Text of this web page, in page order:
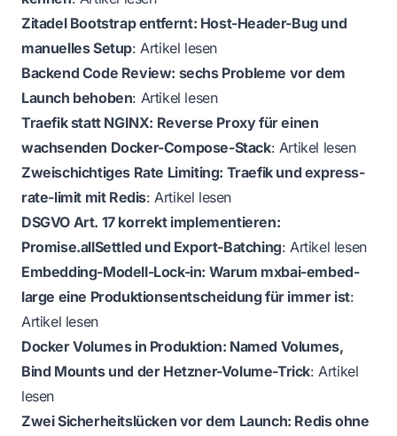
Zitadel Bootstrap entfernt: Host-Header-Bug und
manuelles Setup:Artikel lesen
Backend Code Review: sechs Probleme vor dem
Launch behoben: Artikel lesen
Traefik statt NGINX: Reverse Proxy für einen
wachsenden Docker-Compose-Stack: Artikel lesen
Zweischichtiges Rate Limiting: Traefik und express-
rate-limit mit Redis:Artikel lesen
DSGVO Art. 17 korrekt implementieren:
Promise.allSettled und Export-Batching:Artikel lesen
Embedding-Modell-Lock-in: Warum mxbai-embed-
large eine Produktionsentscheidung für immer ist:
Artikel lesen
Docker Volumes in Produktion: Named Volumes,
Bind Mounts und der Hetzner-Volume-Trick:Artikel
lesen
Zwei Sicherheitslücken vor dem Launch: Redis ohne